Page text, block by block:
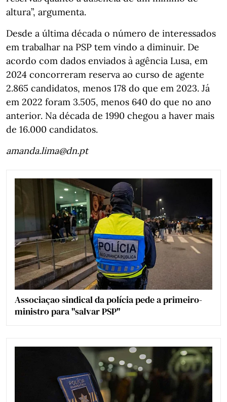
altura”, argumenta.
Desde a última década o número de interessados
em trabalhar na PSP tem vindo a diminuir. De
acordo com dados enviados à agência Lusa, em
2024 concorreram reserva ao curso de agente
2.865 candidatos, menos 178 do que em 2023. Já
em 2022 foram 3.505, menos 640 do que no ano
anterior. Na década de 1990 chegou a haver mais
de 16.000 candidatos.
amanda.lima@dn.pt
Associaçao sindical da polícia pede a primeiro-
ministro para "salvar PSP"